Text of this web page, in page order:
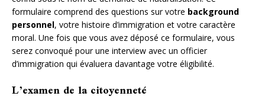
formulaire comprend des questions sur votre background
personnel, votre histoire d’immigration et votre caractère
moral. Une fois que vous avez déposé ce formulaire, vous
serez convoqué pour une interview avec un officier
d’immigration qui évaluera davantage votre éligibilité.
L’examen de la citoyenneté